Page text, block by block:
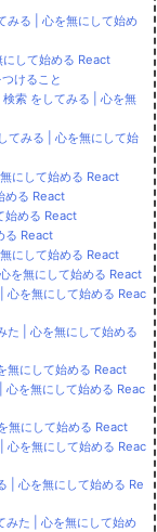
る | 心を無にして始め
して始める React
けること
索 をしてみる | 心を無
みる | 心を無にして始
にして始める React
める React
始める React
る React
にして始める React
を無にして始める React
を無にして始める Reac
| 心を無にして始める
にして始める React
を無にして始める Reac
無にして始める React
を無にして始める Reac
| 心を無にして始める Re
た | 心を無にして始め